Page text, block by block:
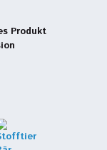
Produkt